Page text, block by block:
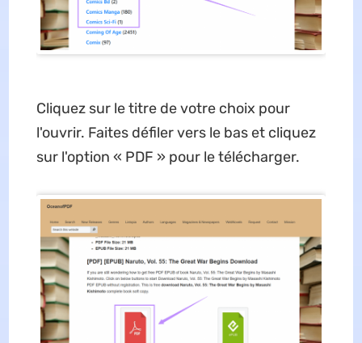
Cliquez sur le titre de votre choix pour
l'ouvrir. Faites défiler vers le bas et cliquez
sur l'option « PDF » pour le télécharger.